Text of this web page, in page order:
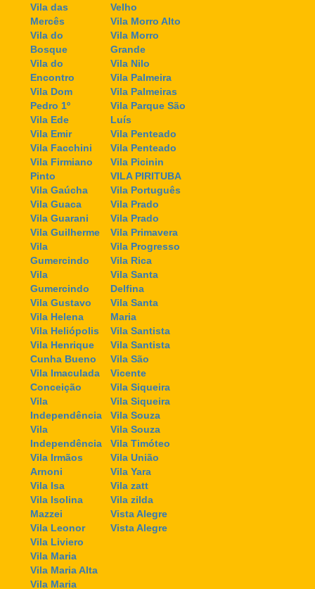
Vila das
Mercês
Vila do
Bosque
Vila do
Encontro
Vila Dom
Pedro 1º
Vila Ede
Vila Emir
Vila Facchini
Vila Firmiano
Pinto
Vila Gaúcha
Vila Guaca
Vila Guarani
Vila Guilherme
Vila
Gumercindo
Vila
Gumercindo
Vila Gustavo
Vila Helena
Vila Heliópolis
Vila Henrique
Cunha Bueno
Vila Imaculada
Conceição
Vila
Independência
Vila
Independência
Vila Irmãos
Arnoni
Vila Isa
Vila Isolina
Mazzei
Vila Leonor
Vila Liviero
Vila Maria
Vila Maria Alta
Vila Maria
Velho
Vila Morro Alto
Vila Morro
Grande
Vila Nilo
Vila Palmeira
Vila Palmeiras
Vila Parque São
Luís
Vila Penteado
Vila Penteado
Vila Picinin
VILA PIRITUBA
Vila Português
Vila Prado
Vila Prado
Vila Primavera
Vila Progresso
Vila Rica
Vila Santa
Delfina
Vila Santa
Maria
Vila Santista
Vila Santista
Vila São
Vicente
Vila Siqueira
Vila Siqueira
Vila Souza
Vila Souza
Vila Timóteo
Vila União
Vila Yara
Vila zatt
Vila zilda
Vista Alegre
Vista Alegre